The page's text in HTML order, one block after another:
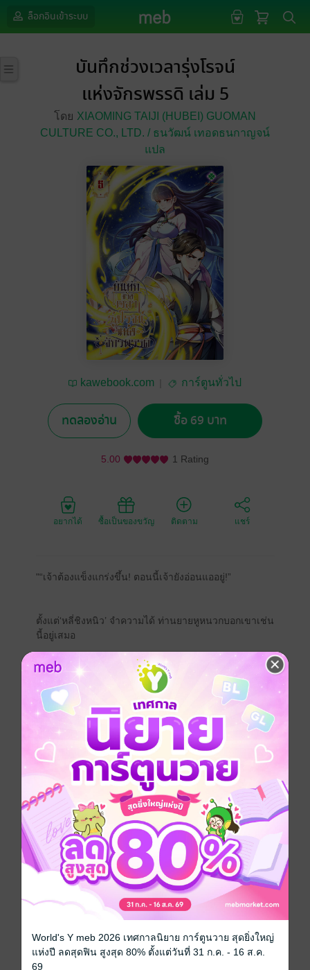
ล็อกอินเข้าระบบ
บันทึกช่วงเวลารุ่งโรจน์
แห่งจักรพรรดิ เล่ม 5
โดย XIAOMING TAIJI (HUBEI) GUOMAN
CULTURE CO.,
LTD. / ธนวัฒน์ เทอดธนกาญจน์
แปล
kawebook.com การ์ตูนทั่วไป
ทดลองอ่าน ซื้อ 69 บาท
5.00 1 Rating
อยากได้ ซื้อเป็นของขวัญ ติดตาม แชร์
"“เจ้าต้องแข็งแกร่งขึ้น! ตอนนี้เจ้ายังอ่อนแออยู่!”
ตั้งแต่‘หลี่ชิงหนิว’ จำความได้ ท่านยายหูหนวกบอกเขาเช่น
นี้อยู่เสมอ
ดังนั้นหลี่ชิงหนิวจึงคิดเช่นนี้อยู่เสมอเช่นกัน
ทั้งเขายังวิ่งได้ไม่เร็วเท่าท่านปู่ขาพิการ และมองเห็นไม่ได้
ไกลเท่าท่านปู่ตาบอด รวมถึงทักษะการกลั่นยาของเขาก็ยัง
นับว่าอ่อนด้อยนัก แม้กระทั่งจะล้มวัวดำก็ยังทำไม่ได้
จนมาวันหนึ่งหลี่ชิงหนิวได้จากหมู่บ้านนี้ไปและเขาก็ค้น
พบว่า ทุกคนที่เขาเจอนั้นไม่มีใครแข็งแกร่งเท่าเขา…
เขาจะต้องออกตามหาผู้ที่แข็งแกร่งที่สุดในใต้หล้า เพื่อที่
เขาจะได้กลายเป็นผู้ที่แข็งแกร่งที่สุดตามคำที่ท่านยายหู
หนวกเคยกล่าวไว้!"
หนังสือแปล
World's Y meb 2026 เทศกาลนิยาย การ์ตูนวาย สุดยิ่งใหญ่
แห่งปี ลดสุดฟิน สูงสุด 80% ตั้งแต่วันที่ 31 ก.ค. - 16 ส.ค.
69